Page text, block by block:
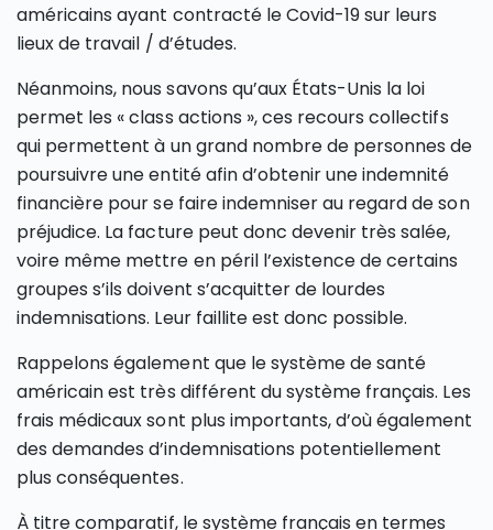
américains ayant contracté le Covid-19 sur leurs
lieux de travail / d’études.
Néanmoins, nous savons qu’aux États-Unis la loi
permet les « class actions », ces recours collectifs
qui permettent à un grand nombre de personnes de
poursuivre une entité afin d’obtenir une indemnité
financière pour se faire indemniser au regard de son
préjudice. La facture peut donc devenir très salée,
voire même mettre en péril l’existence de certains
groupes s’ils doivent s’acquitter de lourdes
indemnisations. Leur faillite est donc possible.
Rappelons également que le système de santé
américain est très différent du système français. Les
frais médicaux sont plus importants, d’où également
des demandes d’indemnisations potentiellement
plus conséquentes.
À titre comparatif, le système français en termes